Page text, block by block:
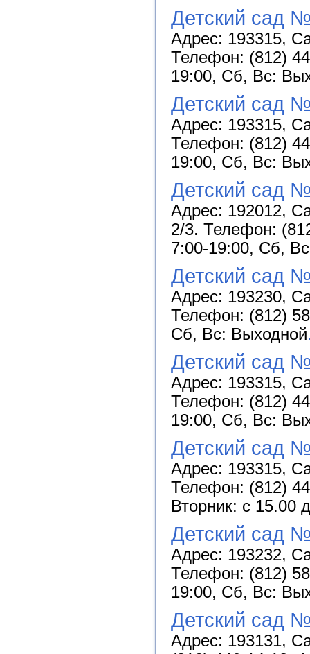
Детский сад
Адрес: 193315,
Телефон: (812)
19:00, Сб, Вс:
Детский сад
Адрес: 193315,
Телефон: (812)
19:00, Сб, Вс:
Детский сад
Адрес: 192012,
2/3. Телефон:
7:00-19:00, Сб,
Детский сад
Адрес: 193230,
Телефон: (812)
Сб, Вс: Выходной
Детский сад
Адрес: 193315,
Телефон: (812)
19:00, Сб, Вс:
Детский сад
Адрес: 193315,
Телефон: (812)
Вторник: с 15.00
Детский сад
Адрес: 193232,
Телефон: (812)
19:00, Сб, Вс:
Детский сад
Адрес: 193131,